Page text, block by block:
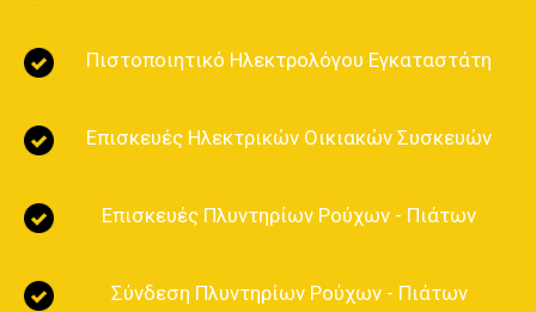
Ηλεκτρολογικά Σχέδια ΔΕΗ
Επισκευή Κουζίνας Εύοσμος
Πιστοποιητικό Ηλεκτρολόγου Εγκαταστάτη
Επισκευές Ηλεκτρικών Οικιακών Συσκευών
Επισκευές Πλυντηρίων Ρούχων - Πιάτων
Σύνδεση Πλυντηρίων Ρούχων - Πιάτων